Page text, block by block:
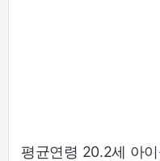
평균연령 20.2세 아